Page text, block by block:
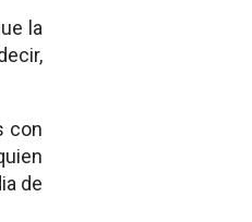
la
con
de